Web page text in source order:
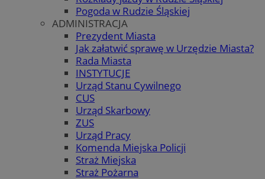
Pogoda w Rudzie Śląskiej
ADMINISTRACJA
Prezydent Miasta
Jak załatwić sprawę w Urzędzie Miasta?
Rada Miasta
INSTYTUCJE
Urząd Stanu Cywilnego
CUS
Urząd Skarbowy
ZUS
Urząd Pracy
Komenda Miejska Policji
Straż Miejska
Straż Pożarna